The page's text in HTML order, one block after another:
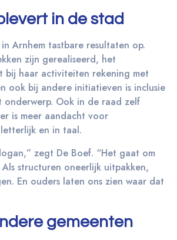
in de stad
Arnhem tastbare resultaten op.
zijn gerealiseerd, het
bij haar activiteiten rekening met
ook bij andere initiatieven is inclusie
onderwerp. Ook in de raad zelf
is meer aandacht voor
en in taal.
zegt De Boef. “Het gaat om
structuren oneerlijk uitpakken,
En ouders laten ons zien waar dat
gemeenten